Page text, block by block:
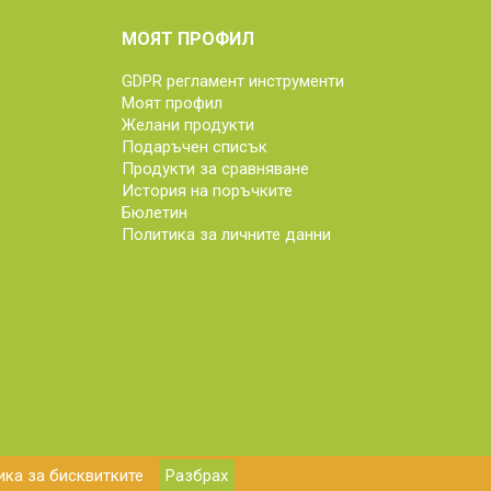
за бисквитките Разбрах
МОЯТ ПРОФИЛ
GDPR регламент инструменти
Моят профил
Желани продукти
Подаръчен списък
Продукти за сравняване
История на поръчките
Бюлетин
Политика за личните данни